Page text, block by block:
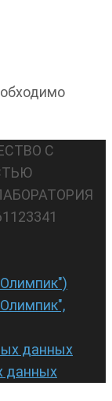
С
данных
данных